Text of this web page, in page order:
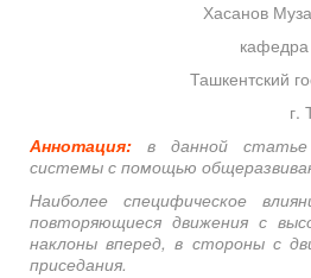
Хасанов
кафедра
Ташкентский
г.
Аннотация: в данной статье
системы с помощью
Наиболее спе­цифическое
повторяющиеся движения с
наклоны вперед, в стороны с
приседания.